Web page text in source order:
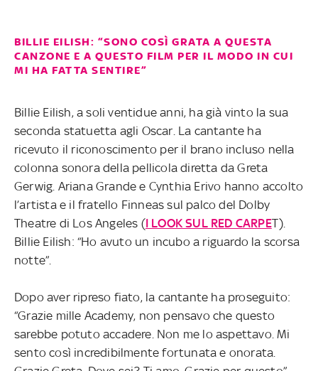
BILLIE EILISH: “SONO COSÌ GRATA A QUESTA
CANZONE E A QUESTO FILM PER IL MODO IN CUI
MI HA FATTA SENTIRE”
Billie Eilish, a soli ventidue anni, ha già vinto la sua
seconda statuetta agli Oscar. La cantante ha
ricevuto il riconoscimento per il brano incluso nella
colonna sonora della pellicola diretta da Greta
Gerwig. Ariana Grande e Cynthia Erivo hanno accolto
l’artista e il fratello Finneas sul palco del Dolby
Theatre di Los Angeles (I LOOK SUL RED CARPET).
Billie Eilish: “Ho avuto un incubo a riguardo la scorsa
notte”.
Dopo aver ripreso fiato, la cantante ha proseguito:
“Grazie mille Academy, non pensavo che questo
sarebbe potuto accadere. Non me lo aspettavo. Mi
sento così incredibilmente fortunata e onorata.